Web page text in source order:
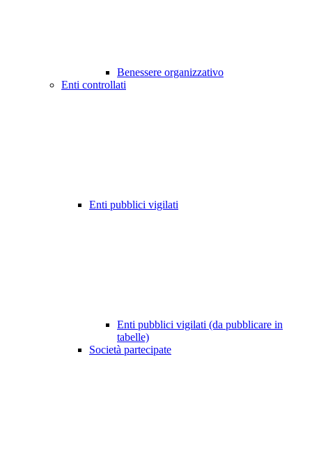
Benessere organizzativo
Enti controllati
Enti pubblici vigilati
Enti pubblici vigilati (da pubblicare in
tabelle)
Società partecipate